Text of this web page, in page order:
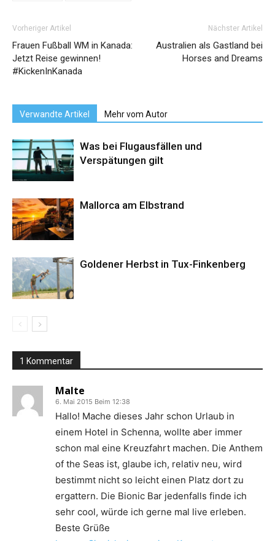
Vorheriger Artikel
Frauen Fußball WM in Kanada:
Jetzt Reise gewinnen!
#KickenInKanada
Nächster Artikel
Australien als Gastland bei
Horses and Dreams
Verwandte Artikel Mehr vom Autor
Was bei Flugausfällen und
Verspätungen gilt
Mallorca am Elbstrand
Goldener Herbst in Tux-Finkenberg
1 Kommentar
Malte
6. Mai 2015 Beim 12:38
Hallo! Mache dieses Jahr schon Urlaub in
einem Hotel in Schenna, wollte aber immer
schon mal eine Kreuzfahrt machen. Die Anthem
of the Seas ist, glaube ich, relativ neu, wird
bestimmt nicht so leicht einen Platz dort zu
ergattern. Die Bionic Bar jedenfalls finde ich
sehr cool, würde ich gerne mal live erleben.
Beste Grüße